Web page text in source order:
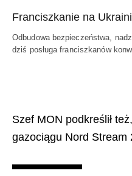
Franciszkanie na
Odbudowa bezpieczeństwa,
dziś posługa franciszkanów
Szef MON podkreślił
gazociągu Nord Stream